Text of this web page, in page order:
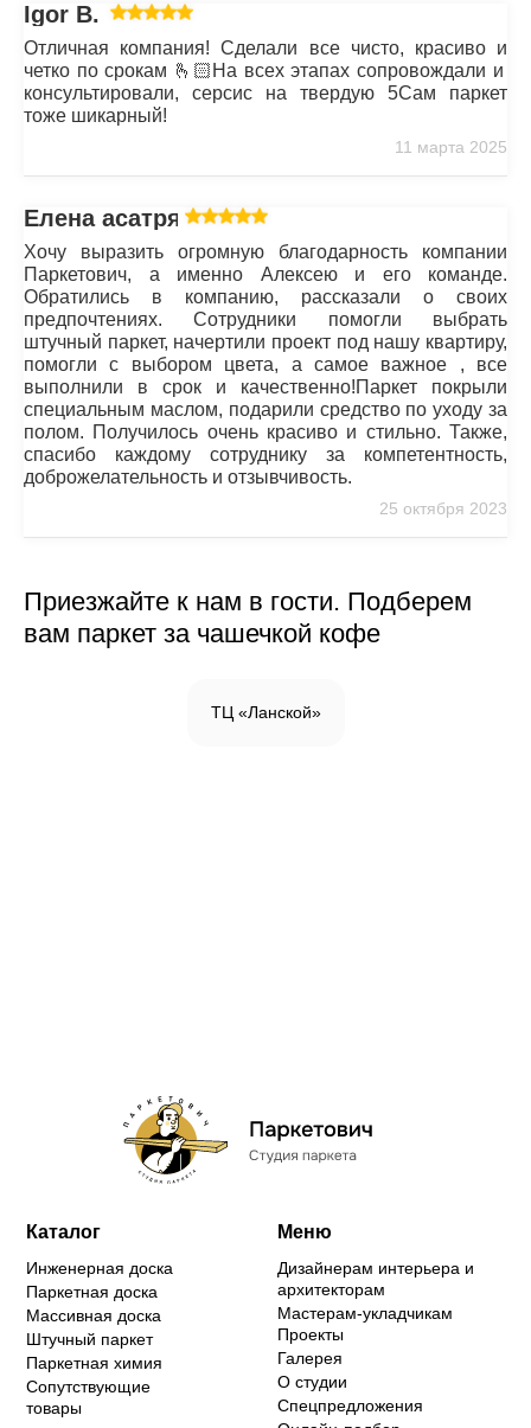
Igor B.
Отличная компания! Сделали все чисто, красиво и
четко по срокам 🫰🏻На всех этапах сопровождали и
консультировали, серсис на твердую 5Сам паркет
тоже шикарный!
11 марта 2025
Елена асатрян
Хочу выразить огромную благодарность компании
Паркетович, а именно Алексею и его команде.
Обратились в компанию, рассказали о своих
предпочтениях. Сотрудники помогли выбрать
штучный паркет, начертили проект под нашу квартиру,
помогли с выбором цвета, а самое важное , все
выполнили в срок и качественно!Паркет покрыли
специальным маслом, подарили средство по уходу за
полом. Получилось очень красиво и стильно. Также,
спасибо каждому сотруднику за компетентность,
доброжелательность и отзывчивость.
25 октября 2023
Приезжайте к нам в гости. Подберем
вам паркет за чашечкой кофе
ТЦ «Ланской»
Каталог
Инженерная доска
Паркетная доска
Массивная доска
Штучный паркет
Паркетная химия
Сопутствующие
товары
Меню
Дизайнерам интерьера и
архитекторам
Мастерам-укладчикам
Проекты
Галерея
О студии
Спецпредложения